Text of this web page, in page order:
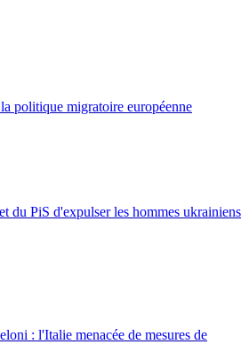
politique migratoire européenne
du PiS d'expulser les hommes ukrainiens
: l'Italie menacée de mesures de